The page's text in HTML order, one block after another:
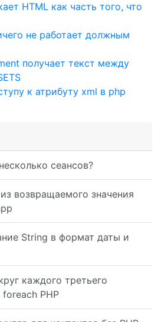
сеансов?
возвращаемого значения
String в формат даты и
каждого третьего
PHP
HTML как часть того, что
не работает должным
получает текст между
к атрибуту xml в php